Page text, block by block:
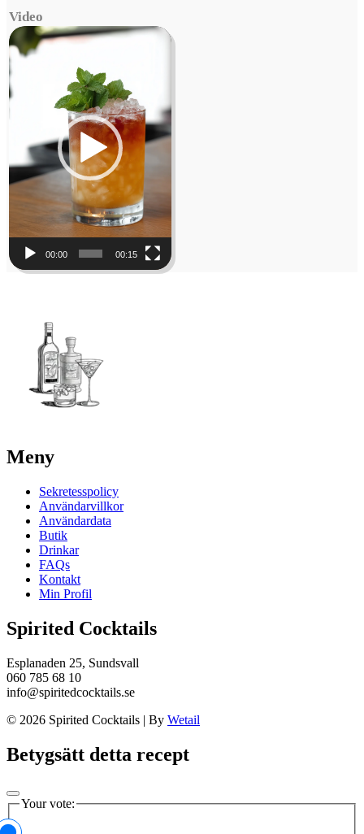
Video
Video
Player
00:00 00:15
Meny
Sekretesspolicy
Användarvillkor
Användardata
Butik
Drinkar
FAQs
Kontakt
Min Profil
Spirited Cocktails
Esplanaden 25, Sundsvall
060 785 68 10
info@spiritedcocktails.se
© 2026 Spirited Cocktails | By Wetail
Betygsätt detta recept
Your vote: